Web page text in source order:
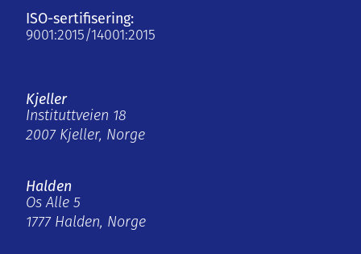
ISO-sertifisering:
9001:2015/14001:2015
Kjeller
Instituttveien 18
2007 Kjeller, Norge
Halden
Os Alle 5
1777 Halden, Norge